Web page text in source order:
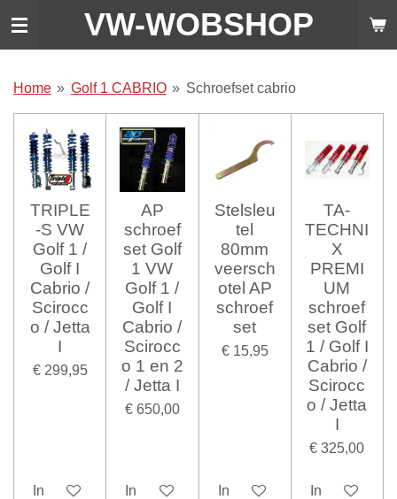
Ga
de
VW-WOBSHOP
Home » Golf 1 CABRIO » Schroefset cabrio
TRIPLE
-S VW
Golf 1 /
Golf I
Cabrio /
Scirocc
o / Jetta
I
€ 299,95
In winkelwagen
AP
schroef
set Golf
1 VW
Golf 1 /
Golf I
Cabrio /
Scirocc
o 1 en 2
/ Jetta I
€ 650,00
In winkelwagen
Stelsleu
tel
80mm
veersch
otel AP
schroef
set
€ 15,95
In winkelwagen
TA-
TECHNI
X
PREMI
UM
schroef
set Golf
1 / Golf I
Cabrio /
Scirocc
o / Jetta
I
€ 325,00
In